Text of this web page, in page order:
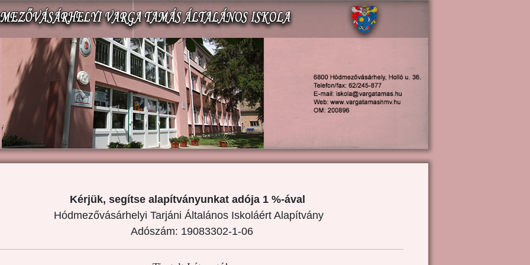
Kérjük, segítse alapítványunkat adója 1 %-ával
Hódmezővásárhelyi Tarjáni Általános Iskoláért Alapítvány
Adószám: 19083302-1-06